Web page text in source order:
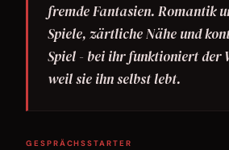
fremde Fantasien. Romantik
Spiele, zärtliche Nähe und
Spiel - bei ihr funktioniert der
weil sie ihn selbst lebt.
GESPRÄCHSSTARTER